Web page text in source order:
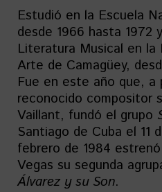
Estudió en la Escuela
desde 1966 hasta 1972
Literatura Musical en la
Arte de Camagüey,
Fue en este año que, a
reconocido compositor
Vaillant, fundó el grupo
Santiago de Cuba el 11
febrero de 1984
Vegas su segunda
Álvarez y su Son.